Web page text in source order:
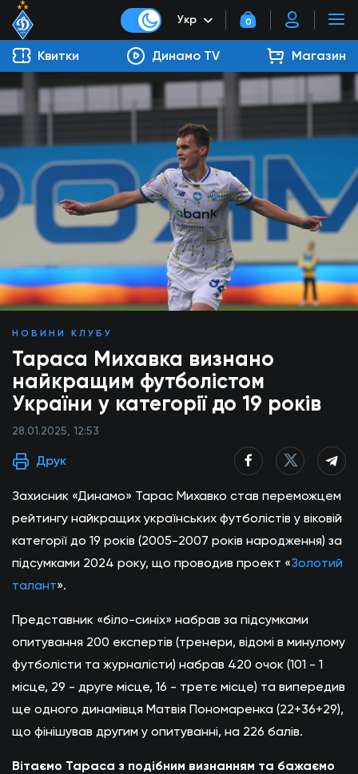
Укр 0
Квитки Динамо TV Магазин
НОВИНИ КЛУБУ
Тараса Михавка визнано
найкращим футболістом
України у категорії до 19 років
28.01.2025, 12:53
Друк
Захисник «Динамо» Тарас Михавко став переможцем
рейтингу найкращих українських футболістів у віковій
категорії до 19 років (2005-2007 років народження) за
підсумками 2024 року, що проводив проект «Золотий
талант».
Представник «біло-синіх» набрав за підсумками
опитування 200 експертів (тренери, відомі в минулому
футболісти та журналісти) набрав 420 очок (101 - 1
місце, 29 - друге місце, 16 - третє місце) та випередив
ще одного динамівця Матвія Пономаренка (22+36+29),
що фінішував другим у опитуванні, на 226 балів.
Вітаємо Тараса з подібним визнанням та бажаємо